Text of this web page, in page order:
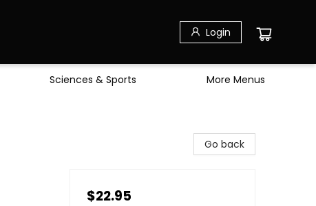
Login
Sciences & Sports More Menus
Go back
$22.95